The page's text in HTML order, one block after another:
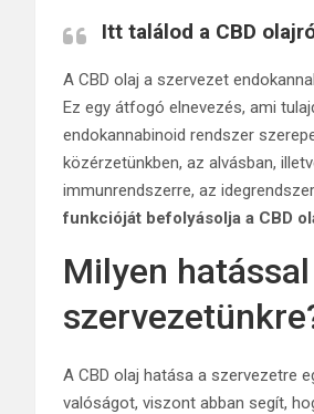
Itt találod a CBD
A CBD olaj a szervezet
Ez egy átfogó elnevezés, ami
endokannabinoid rendszer
közérzetünkben, az alvásban,
immunrendszerre, az
funkcióját befolyásolja a CBD
Milyen
A CBD olaj hatása a szervezetre
valóságot, viszont abban segít,